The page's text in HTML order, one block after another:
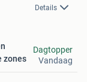
Details
zones
Dagtopper
Vandaag